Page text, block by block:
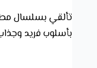
تألقي بسلسال
بأسلوب فريد